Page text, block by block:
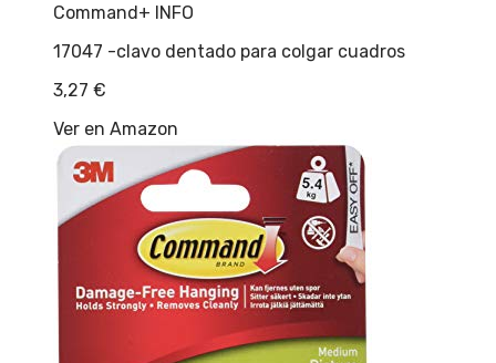
Command+ INFO
17047 -clavo dentado para colgar cuadros
3,27 €
Ver en Amazon